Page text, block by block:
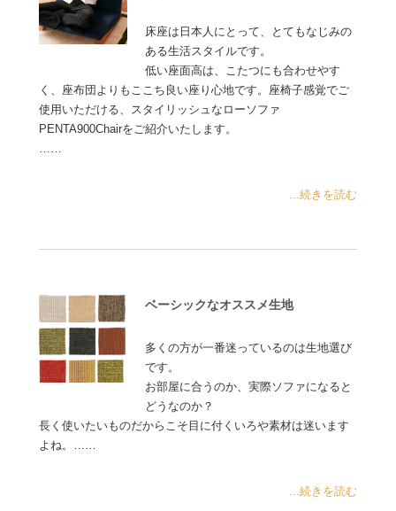
床座は日本人にとって、とてもなじみの
ある生活スタイルです。
低い座面高は、こたつにも合わせやす
く、座布団よりもここち良い座り心地です。座椅子感覚でご
使用いただける、スタイリッシュなローソファ
PENTA900Chairをご紹介いたします。
……
...続きを読む
ベーシックなオススメ生地
多くの方が一番迷っているのは生地選び
です。
お部屋に合うのか、実際ソファになると
どうなのか？
長く使いたいものだからこそ目に付くいろや素材は迷います
よね。……
...続きを読む